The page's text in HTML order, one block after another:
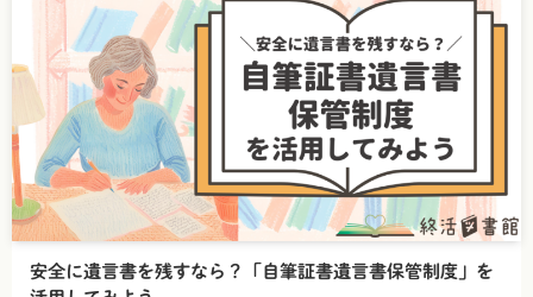
安全に遺言書を残すなら？「自筆証書遺言書保管制度」を